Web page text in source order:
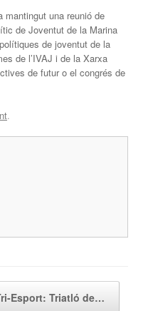
mantingut una reunió de
de Joventut de la Marina
de joventut de la
de l’IVAJ i de la Xarxa
de futur o el congrés de
.
Esport: Triatló de…